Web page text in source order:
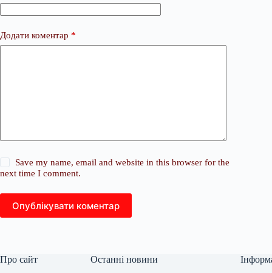
Додати коментар *
Save my name, email and website in this browser for the
next time I comment.
Опублікувати коментар
Про сайт Останні новини